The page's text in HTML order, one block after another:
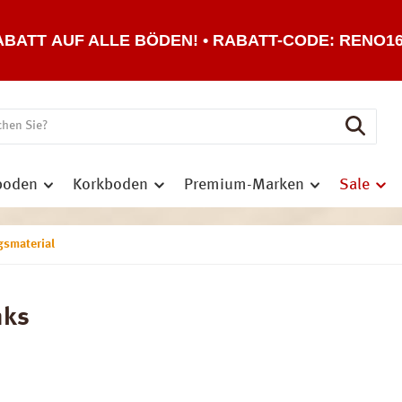
AUF ALLE BÖDEN! • RABATT-CODE:
Korkboden Premium-Marken Sale